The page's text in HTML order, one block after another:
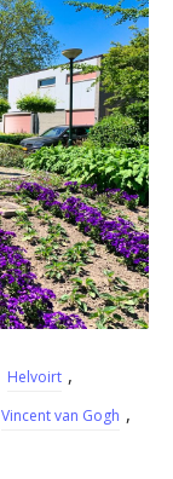
Helvoirt ,
Vincent van Gogh ,